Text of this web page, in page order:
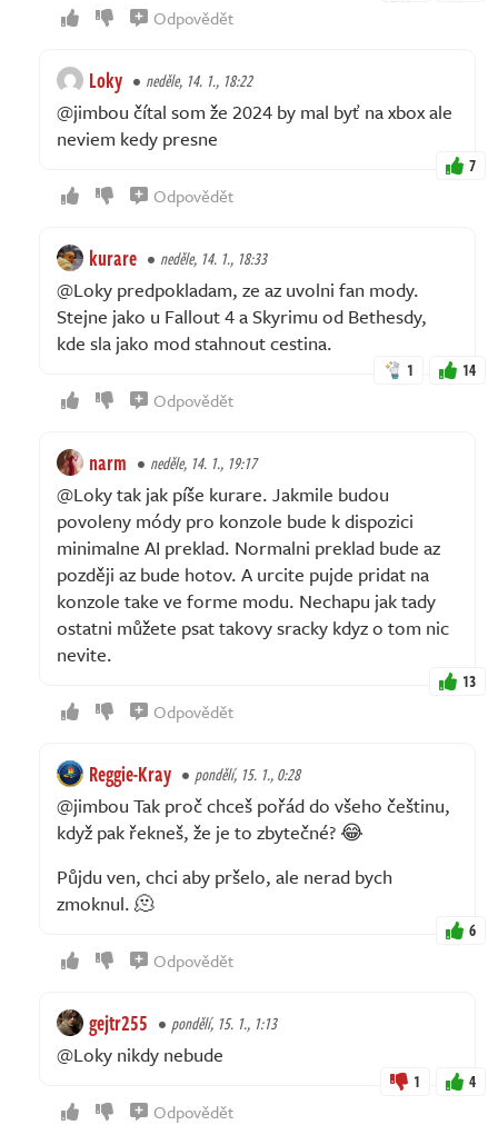
Odpovědět
Loky neděle, 14. 1., 18:22
@jimbou čítal som že 2024 by mal byť na xbox ale
neviem kedy presne
7
Odpovědět
kurare neděle, 14. 1., 18:33
@Loky predpokladam, ze az uvolni fan mody.
Stejne jako u Fallout 4 a Skyrimu od Bethesdy,
kde sla jako mod stahnout cestina.
1 14
Odpovědět
narm neděle, 14. 1., 19:17
@Loky tak jak píše kurare. Jakmile budou
povoleny módy pro konzole bude k dispozici
minimalne AI preklad. Normalni preklad bude az
později az bude hotov. A urcite pujde pridat na
konzole take ve forme modu. Nechapu jak tady
ostatni můžete psat takovy sracky kdyz o tom nic
nevite.
13
Odpovědět
Reggie-Kray pondělí, 15. 1., 0:28
@jimbou Tak proč chceš pořád do všeho češtinu,
když pak řekneš, že je to zbytečné? 😂
Půjdu ven, chci aby pršelo, ale nerad bych
zmoknul. 🫠
6
Odpovědět
gejtr255 pondělí, 15. 1., 1:13
@Loky nikdy nebude
1 4
Odpovědět